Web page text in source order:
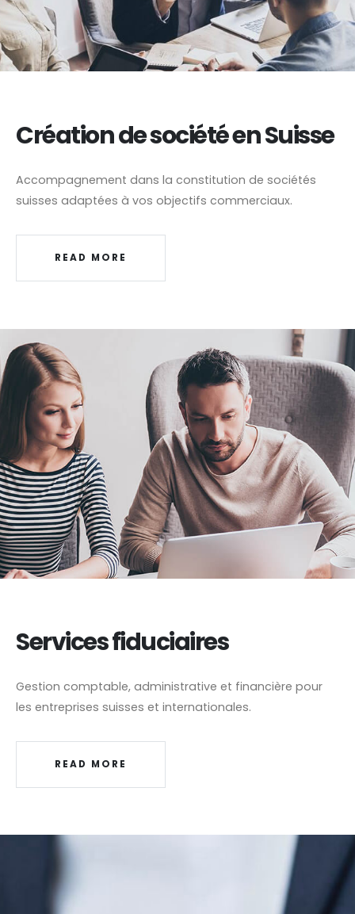
Création de société en Suisse
Accompagnement dans la constitution de sociétés
suisses adaptées à vos objectifs commerciaux.
READ MORE
Services fiduciaires
Gestion comptable, administrative et financière pour
les entreprises suisses et internationales.
READ MORE